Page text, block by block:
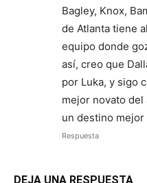
Bagley, Knox,
de Atlanta tiene
equipo donde
así, creo que
por Luka, y sigo
mejor novato del
un destino mejor
Respuesta
DEJA UNA RESPUESTA